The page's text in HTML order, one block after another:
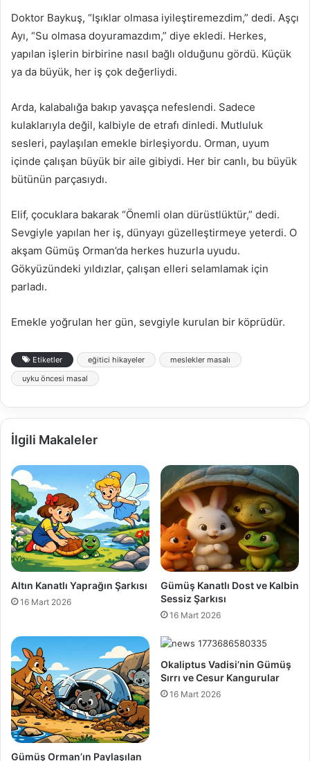
Doktor Baykuş, “Işıklar olmasa iyileştiremezdim,” dedi. Aşçı
Ayı, “Su olmasa doyuramazdım,” diye ekledi. Herkes,
yapılan işlerin birbirine nasıl bağlı olduğunu gördü. Küçük
ya da büyük, her iş çok değerliydi.
Arda, kalabalığa bakıp yavaşça nefeslendi. Sadece
kulaklarıyla değil, kalbiyle de etrafı dinledi. Mutluluk
sesleri, paylaşılan emekle birleşiyordu. Orman, uyum
içinde çalışan büyük bir aile gibiydi. Her bir canlı, bu büyük
bütünün parçasıydı.
Elif, çocuklara bakarak “Önemli olan dürüstlüktür,” dedi.
Sevgiyle yapılan her iş, dünyayı güzelleştirmeye yeterdi. O
akşam Gümüş Orman’da herkes huzurla uyudu.
Gökyüzündeki yıldızlar, çalışan elleri selamlamak için
parladı.
Emekle yoğrulan her gün, sevgiyle kurulan bir köprüdür.
Etiketler eğitici hikayeler
meslekler masalı
uyku öncesi masal
İlgili Makaleler
Altın Kanatlı Yaprağın Şarkısı
16 Mart 2026
Gümüş Kanatlı Dost ve Kalbin
Sessiz Şarkısı
16 Mart 2026
Gümüş Orman’ın Paylaşılan
Okaliptus Vadisi’nin Gümüş
Sırrı ve Cesur Kangurular
16 Mart 2026